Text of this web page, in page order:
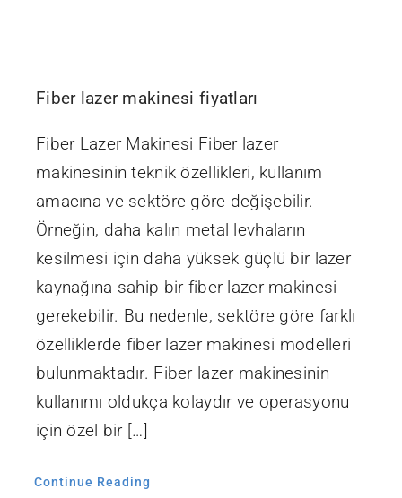
Fiber lazer makinesi fiyatları
Fiber Lazer Makinesi Fiber lazer
makinesinin teknik özellikleri, kullanım
amacına ve sektöre göre değişebilir.
Örneğin, daha kalın metal levhaların
kesilmesi için daha yüksek güçlü bir lazer
kaynağına sahip bir fiber lazer makinesi
gerekebilir. Bu nedenle, sektöre göre farklı
özelliklerde fiber lazer makinesi modelleri
bulunmaktadır. Fiber lazer makinesinin
kullanımı oldukça kolaydır ve operasyonu
için özel bir […]
Continue Reading